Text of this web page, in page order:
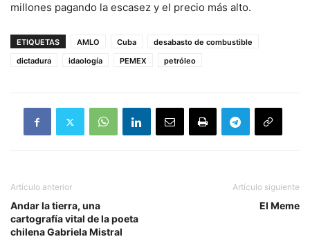
millones pagando la escasez y el precio más alto.
ETIQUETAS AMLO Cuba
desabasto de combustible
dictadura
idaología PEMEX petróleo
Artículo anterior
Andar la tierra, una
cartografía vital de la poeta
chilena Gabriela Mistral
Artículo siguiente
El Meme